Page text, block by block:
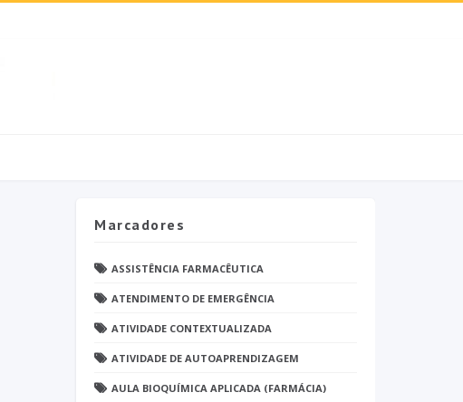
Marcadores
ASSISTÊNCIA FARMACÊUTICA
ATENDIMENTO DE EMERGÊNCIA
ATIVIDADE CONTEXTUALIZADA
ATIVIDADE DE AUTOAPRENDIZAGEM
AULA BIOQUÍMICA APLICADA (FARMÁCIA)